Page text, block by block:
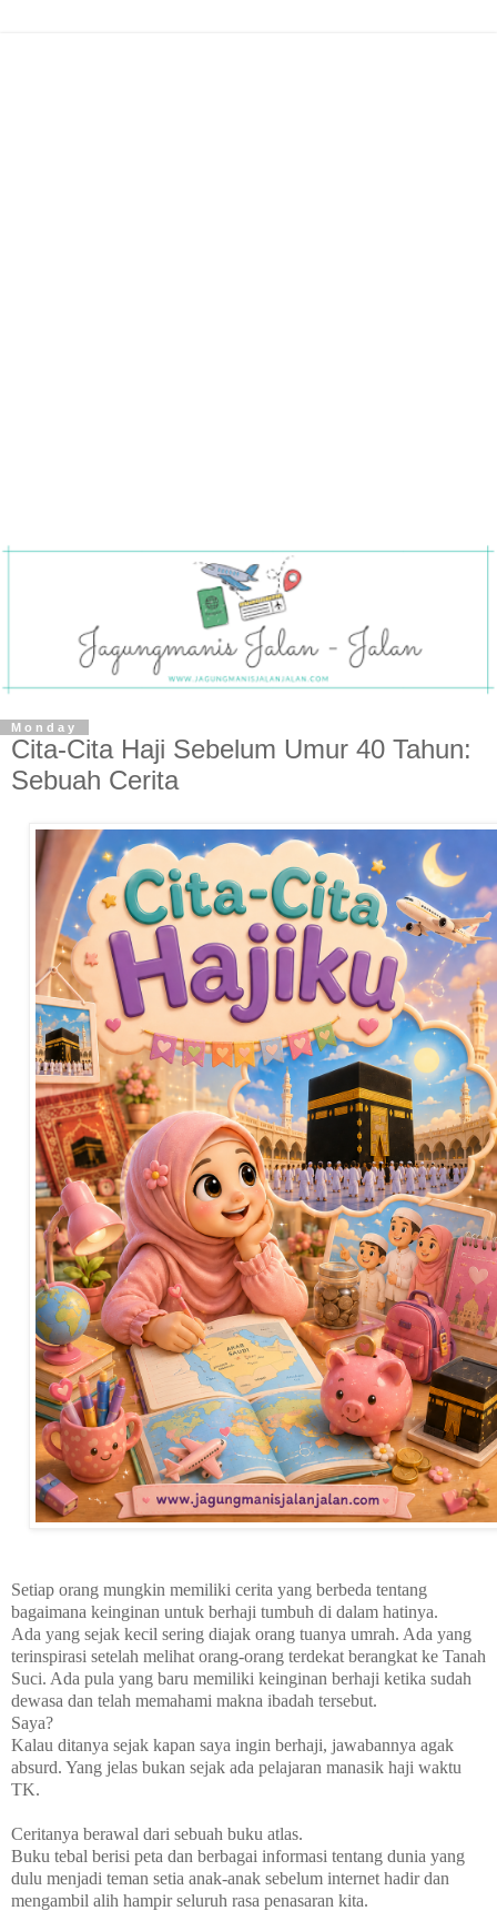
Monday
Cita-Cita Haji Sebelum Umur 40 Tahun:
Sebuah Cerita
Setiap orang mungkin memiliki cerita yang berbeda tentang
bagaimana keinginan untuk berhaji tumbuh di dalam hatinya.
Ada yang sejak kecil sering diajak orang tuanya umrah. Ada yang
terinspirasi setelah melihat orang-orang terdekat berangkat ke Tanah
Suci. Ada pula yang baru memiliki keinginan berhaji ketika sudah
dewasa dan telah memahami makna ibadah tersebut.
Saya?
Kalau ditanya sejak kapan saya ingin berhaji, jawabannya agak
absurd. Yang jelas bukan sejak ada pelajaran manasik haji waktu
TK.
Ceritanya berawal dari sebuah buku atlas.
Buku tebal berisi peta dan berbagai informasi tentang dunia yang
dulu menjadi teman setia anak-anak sebelum internet hadir dan
mengambil alih hampir seluruh rasa penasaran kita.